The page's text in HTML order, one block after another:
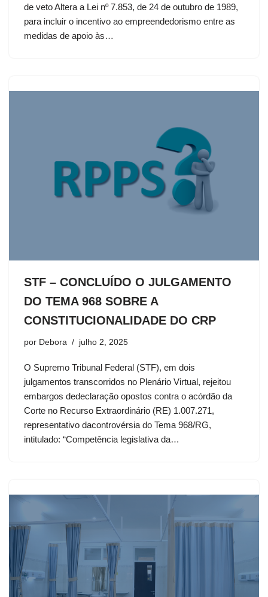
de veto Altera a Lei nº 7.853, de 24 de outubro de 1989,
para incluir o incentivo ao empreendedorismo entre as
medidas de apoio às…
STF – CONCLUÍDO O JULGAMENTO
DO TEMA 968 SOBRE A
CONSTITUCIONALIDADE DO CRP
por Debora julho 2, 2025
O Supremo Tribunal Federal (STF), em dois
julgamentos transcorridos no Plenário Virtual, rejeitou
embargos dedeclaração opostos contra o acórdão da
Corte no Recurso Extraordinário (RE) 1.007.271,
representativo dacontrovérsia do Tema 968/RG,
intitulado: “Competência legislativa da…